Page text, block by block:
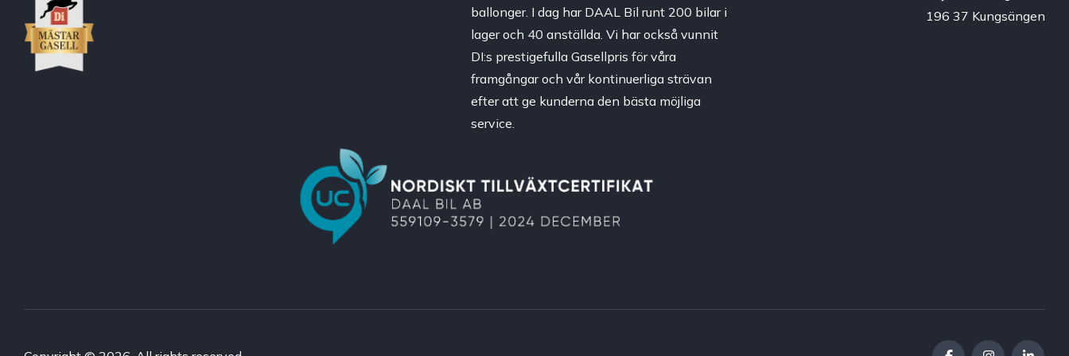
ballonger. I dag har DAAL Bil runt 200 bilar i
lager och 40 anställda. Vi har också vunnit
DI:s prestigefulla Gasellpris för våra
framgångar och vår kontinuerliga strävan
efter att ge kunderna den bästa möjliga
service.
196 37 Kungsängen